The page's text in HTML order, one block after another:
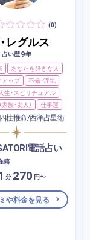
(0)
レグルス
占い歴9年
あなたを好きな人
アップ
不倫・浮気
人生・スピリチュアル
族・友人）
仕事運
柱推命/西洋占星術
電話占い
籍
分 270 円〜
や料金を見る